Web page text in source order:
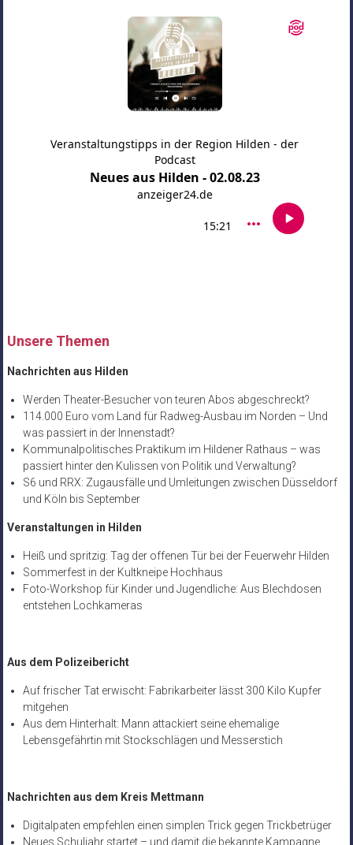
Unsere Themen
Nachrichten aus Hilden
Werden Theater-Besucher von teuren Abos abgeschreckt?
114.000 Euro vom Land für Radweg-Ausbau im Norden – Und
was passiert in der Innenstadt?
Kommunalpolitisches Praktikum im Hildener Rathaus – was
passiert hinter den Kulissen von Politik und Verwaltung?
S6 und RRX: Zugausfälle und Umleitungen zwischen Düsseldorf
und Köln bis September
Veranstaltungen in Hilden
Heiß und spritzig: Tag der offenen Tür bei der Feuerwehr Hilden
Sommerfest in der Kultkneipe Hochhaus
Foto-Workshop für Kinder und Jugendliche: Aus Blechdosen
entstehen Lochkameras
Aus dem Polizeibericht
Auf frischer Tat erwischt: Fabrikarbeiter lässt 300 Kilo Kupfer
mitgehen
Aus dem Hinterhalt: Mann attackiert seine ehemalige
Lebensgefährtin mit Stockschlägen und Messerstich
Nachrichten aus dem Kreis Mettmann
Digitalpaten empfehlen einen simplen Trick gegen Trickbetrüger
Neues Schuljahr startet – und damit die bekannte Kampagne